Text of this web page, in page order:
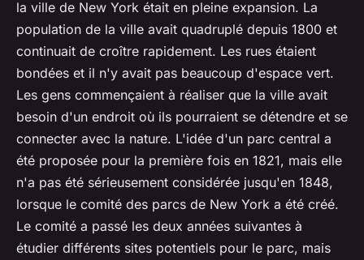
la ville de New York était en pleine expansion. La
population de la ville avait quadruplé depuis 1800 et
continuait de croître rapidement. Les rues étaient
bondées et il n'y avait pas beaucoup d'espace vert.
Les gens commençaient à réaliser que la ville avait
besoin d'un endroit où ils pourraient se détendre et se
connecter avec la nature. L'idée d'un parc central a
été proposée pour la première fois en 1821, mais elle
n'a pas été sérieusement considérée jusqu'en 1848,
lorsque le comité des parcs de New York a été créé.
Le comité a passé les deux années suivantes à
étudier différents sites potentiels pour le parc, mais